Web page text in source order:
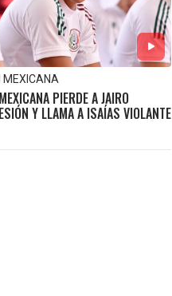
MEXICANA
PIERDE A JAIRO
Y LLAMA A ISAÍAS VIOLANTE